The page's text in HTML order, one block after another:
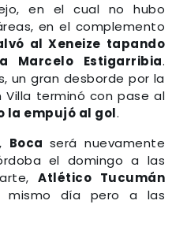
en el cual no hubo
en el complemento
al Xeneize tapando
Marcelo Estigarribia.
un gran desborde por la
Villa terminó con pase al
la empujó al gol.
Boca será nuevamente
el domingo a las
Atlético Tucumán
mismo día pero a las